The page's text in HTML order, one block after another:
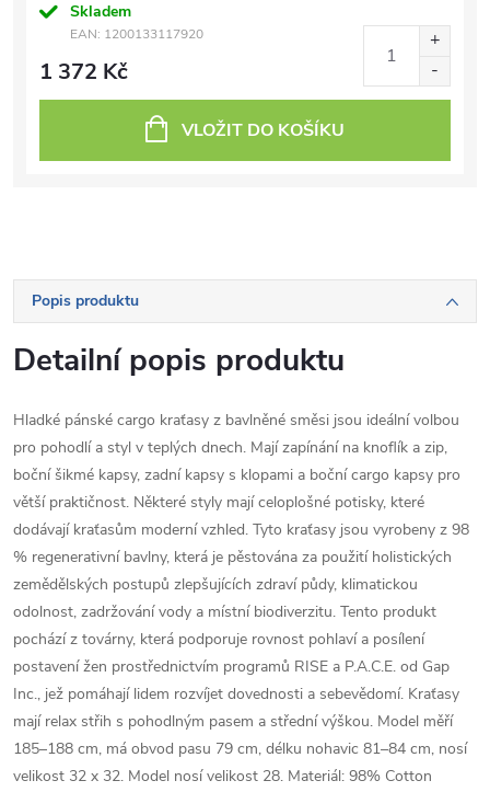
Skladem
EAN: 1200133117920
1 372 Kč
VLOŽIT DO KOŠÍKU
Popis produktu
Detailní popis produktu
Hladké pánské cargo kraťasy z bavlněné směsi jsou ideální volbou
pro pohodlí a styl v teplých dnech. Mají zapínání na knoflík a zip,
boční šikmé kapsy, zadní kapsy s klopami a boční cargo kapsy pro
větší praktičnost. Některé styly mají celoplošné potisky, které
dodávají kraťasům moderní vzhled. Tyto kraťasy jsou vyrobeny z 98
% regenerativní bavlny, která je pěstována za použití holistických
zemědělských postupů zlepšujících zdraví půdy, klimatickou
odolnost, zadržování vody a místní biodiverzitu. Tento produkt
pochází z továrny, která podporuje rovnost pohlaví a posílení
postavení žen prostřednictvím programů RISE a P.A.C.E. od Gap
Inc., jež pomáhají lidem rozvíjet dovednosti a sebevědomí. Kraťasy
mají relax střih s pohodlným pasem a střední výškou. Model měří
185–188 cm, má obvod pasu 79 cm, délku nohavic 81–84 cm, nosí
velikost 32 x 32. Model nosí velikost 28. Materiál: 98% Cotton